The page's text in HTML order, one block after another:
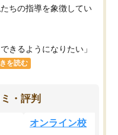
ちの指導を象徴してい
きるようになりたい」
を読む
・評判
オンライン校